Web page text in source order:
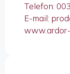
Telefon:
E-mail: